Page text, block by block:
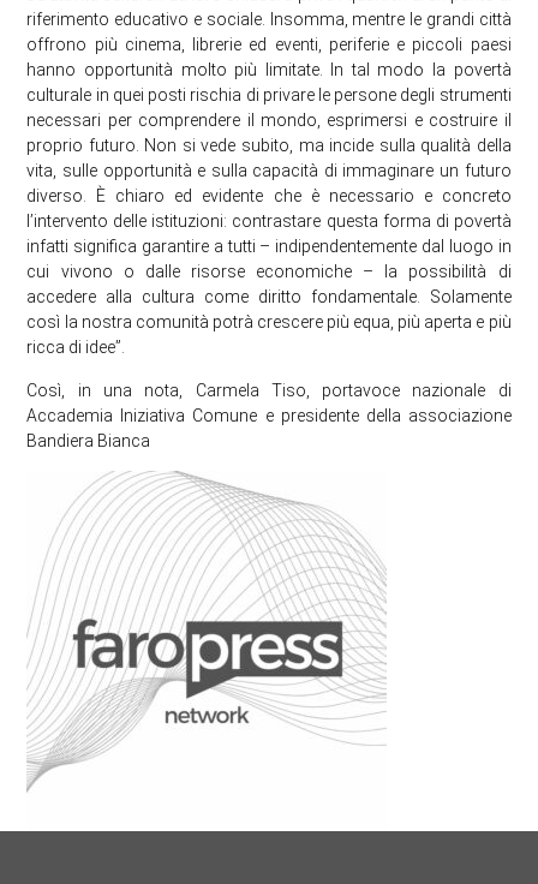
riferimento educativo e sociale. Insomma, mentre le grandi città
offrono più cinema, librerie ed eventi, periferie e piccoli paesi
hanno opportunità molto più limitate. In tal modo la povertà
culturale in quei posti rischia di privare le persone degli strumenti
necessari per comprendere il mondo, esprimersi e costruire il
proprio futuro. Non si vede subito, ma incide sulla qualità della
vita, sulle opportunità e sulla capacità di immaginare un futuro
diverso. È chiaro ed evidente che è necessario e concreto
l’intervento delle istituzioni: contrastare questa forma di povertà
infatti significa garantire a tutti – indipendentemente dal luogo in
cui vivono o dalle risorse economiche – la possibilità di
accedere alla cultura come diritto fondamentale. Solamente
così la nostra comunità potrà crescere più equa, più aperta e più
ricca di idee”.
Così, in una nota, Carmela Tiso, portavoce nazionale di
Accademia Iniziativa Comune e presidente della associazione
Bandiera Bianca